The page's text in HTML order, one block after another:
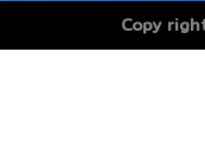
Copy